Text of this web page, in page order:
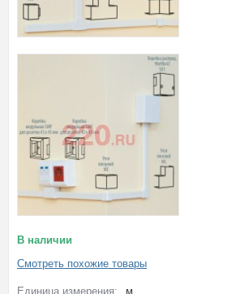
В наличии
Смотреть похожие товары
Единица измерения: м